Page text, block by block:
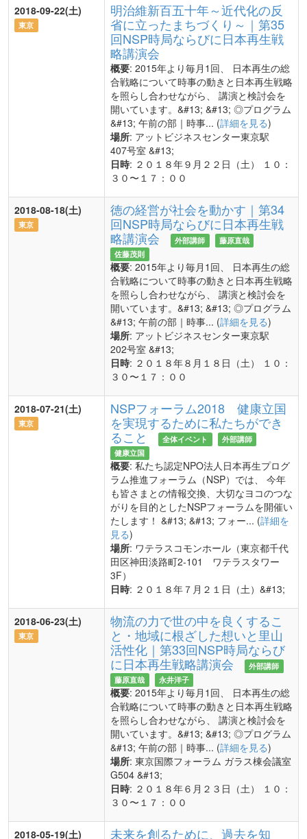
2018-09-22(土)
東京
明治維新百五十年～近代化の反
省に立ったまちづくり～｜第35
回NSP時局ならびに日本再生戦
略講演会
概要: 2015年より毎月1回、 日本再生の総
合戦略について時事の動きと日本再生戦略
を照らし合わせながら、 講演と検討会を
開いています。&#13; &#13; ◎プログラム
&#13; 午前の部｜時事... (詳細を見る)
場所: アットビジネスセンター東京駅
407号室 &#13;
日時: ２０１８年９月２２日（土） １０：
３０〜１７：００
2018-08-18(土)
東京
徳の経営が社会を動かす｜第34
回NSP時局ならびに日本再生戦
略講演会
外部講師
藤原直哉
佐藤茂則
概要: 2015年より毎月1回、 日本再生の総
合戦略について時事の動きと日本再生戦略
を照らし合わせながら、 講演と検討会を
開いています。&#13; &#13; ◎プログラム
&#13; 午前の部｜時事... (詳細を見る)
場所: アットビジネスセンター東京駅
202号室 &#13;
日時: ２０１８年８月１８日（土） １０：
３０〜１７：００
2018-07-21(土)
東京
NSPフォーラム2018 健康立国
を実現するために私たちができ
ること
全体イベント
外部講師
健康立国
概要: 私たち認定NPO法人日本再生プログ
ラム推進フォーラム（NSP）では、 今年
も皆さまとの情報交換、大切なヨコのつな
がりを目的としたNSPフォーラムを開催い
たします！ &#13; &#13; フォー... (詳細を
見る)
場所: ワテラスコモンホール（東京都千代
田区神田淡路町2-101 ワテラスタワー
3F）
日時: ２０１８年７月２１日（土）&#13;
2018-06-23(土)
東京
物流の力で世の中を良くするこ
と・地域に根ざした想いと里山
活性化｜第33回NSP時局ならび
に日本再生戦略講演会
外部講師
藤原直哉
永井洋子
概要: 2015年より毎月1回、 日本再生の総
合戦略について時事の動きと日本再生戦略
を照らし合わせながら、 講演と検討会を
開いています。&#13; &#13; ◎プログラム
&#13; 午前の部｜時事... (詳細を見る)
場所: 東京国際フォーラム ガラス棟会議室
G504 &#13;
日時: ２０１８年６月２３日（土） １０：
３０〜１７：００
2018-05-19(土) 未来を創るために、過去を知